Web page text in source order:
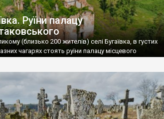
Руїни палацу
(близько 200 жителів) селі Бугаївка, в густих
чагарях стоять руїни палацу місцевого
ще пізніше – гуртожиток. У 60-х роках минулого
тут розмістили туберкульозну лікарню. Коли із
виїхала лікарня – ми точно не […]